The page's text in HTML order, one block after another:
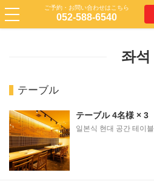
ご予約・お問い合わせはこちら
052-588-6540
좌석
テーブル
テーブル4名様 × 3
일본식 현대 공간 테이